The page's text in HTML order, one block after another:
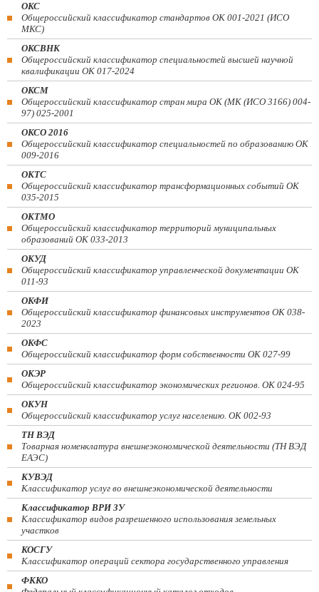
ОКС
Общероссийский классификатор стандартов ОК 001-2021 (ИСО
МКС)
ОКСВНК
Общероссийский классификатор специальностей высшей научной
квалификации ОК 017-2024
ОКСМ
Общероссийский классификатор стран мира ОК (МК (ИСО 3166) 004-
97) 025-2001
ОКСО 2016
Общероссийский классификатор специальностей по образованию ОК
009-2016
ОКТС
Общероссийский классификатор трансформационных событий ОК
035-2015
ОКТМО
Общероссийский классификатор территорий муниципальных
образований ОК 033-2013
ОКУД
Общероссийский классификатор управленческой документации ОК
011-93
ОКФИ
Общероссийский классификатор финансовых инструментов OK 038-
2023
ОКФС
Общероссийский классификатор форм собственности ОК 027-99
ОКЭР
Общероссийский классификатор экономических регионов. ОК 024-95
ОКУН
Общероссийский классификатор услуг населению. ОК 002-93
ТН ВЭД
Товарная номенклатура внешнеэкономической деятельности (ТН ВЭД
ЕАЭС)
КУВЭД
Классификатор услуг во внешнеэкономической деятельности
Классификатор ВРИ ЗУ
Классификатор видов разрешенного использования земельных
участков
КОСГУ
Классификатор операций сектора государственного управления
ФККО